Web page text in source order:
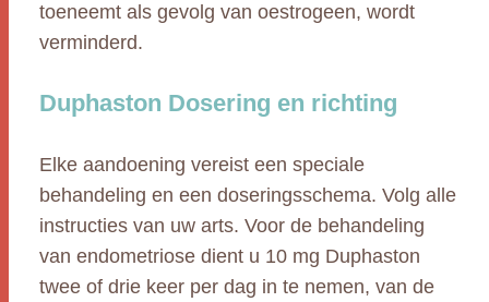
toeneemt als gevolg van oestrogeen, wordt
verminderd.
Duphaston Dosering en richting
Elke aandoening vereist een speciale
behandeling en een doseringsschema. Volg alle
instructies van uw arts. Voor de behandeling
van endometriose dient u 10 mg Duphaston
twee of drie keer per dag in te nemen, van de